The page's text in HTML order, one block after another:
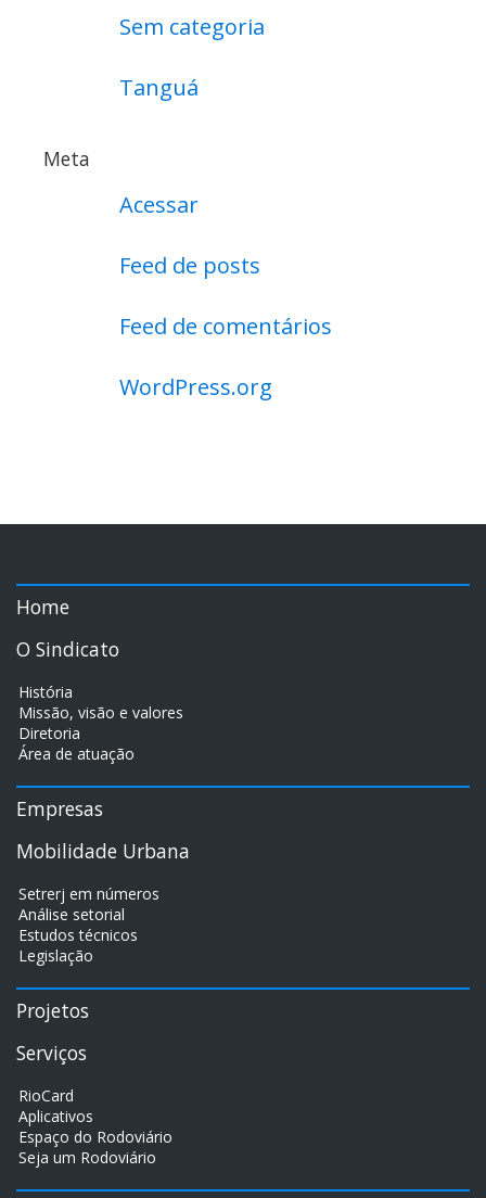
Sem categoria
Tanguá
Meta
Acessar
Feed de posts
Feed de comentários
WordPress.org
Home
O Sindicato
História
Missão, visão e valores
Diretoria
Área de atuação
Empresas
Mobilidade Urbana
Setrerj em números
Análise setorial
Estudos técnicos
Legislação
Projetos
Serviços
RioCard
Aplicativos
Espaço do Rodoviário
Seja um Rodoviário